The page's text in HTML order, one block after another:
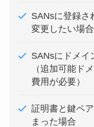
SANsに登録さ
変更したい場合
SANsにドメイ
（追加可能ド
費用が必要）
証明書と鍵ペ
まった場合